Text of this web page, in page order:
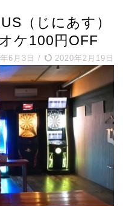
（じにあす）
ケ100円OFF
6月3日 / 2020年2月19日